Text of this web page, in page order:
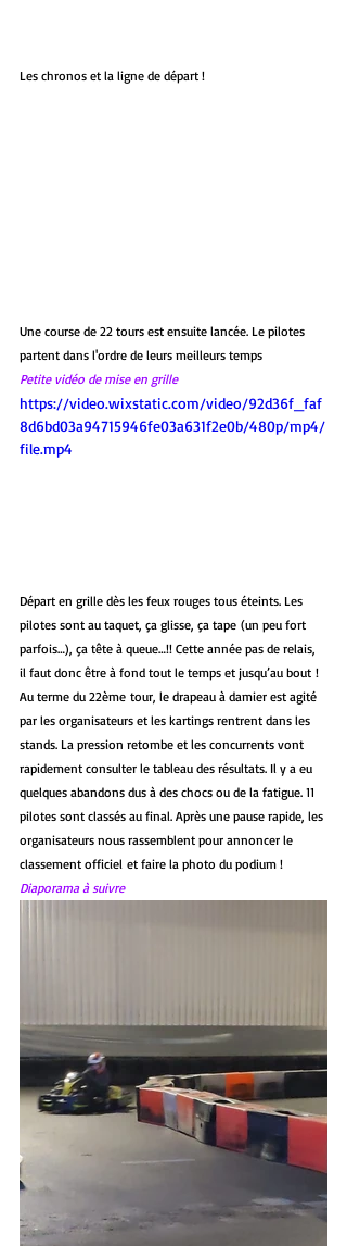
Les chronos et la ligne de départ !
Une course de 22 tours est ensuite lancée. Le pilotes
partent dans l'ordre de leurs meilleurs temps
Petite vidéo de mise en grille
https://video.wixstatic.com/video/92d36f_faf
8d6bd03a94715946fe03a631f2e0b/480p/mp4/
file.mp4
Départ en grille dès les feux rouges tous éteints. Les
pilotes sont au taquet, ça glisse, ça tape (un peu fort
parfois…), ça tête à queue…!! Cette année pas de relais,
il faut donc être à fond tout le temps et jusqu’au bout !
Au terme du 22ème tour, le drapeau à damier est agité
par les organisateurs et les kartings rentrent dans les
stands. La pression retombe et les concurrents vont
rapidement consulter le tableau des résultats. Il y a eu
quelques abandons dus à des chocs ou de la fatigue. 11
pilotes sont classés au final. Après une pause rapide, les
organisateurs nous rassemblent pour annoncer le
classement officiel et faire la photo du podium !
Diaporama à suivre